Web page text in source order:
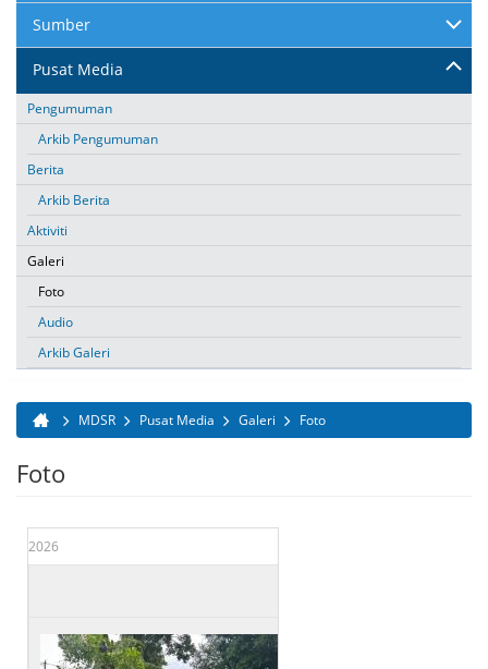
Sumber
Pusat Media
Pengumuman
Arkib Pengumuman
Berita
Arkib Berita
Aktiviti
Galeri
Foto
Audio
Arkib Galeri
Anda di sini
MDSR Pusat Media Galeri Foto
Foto
2026